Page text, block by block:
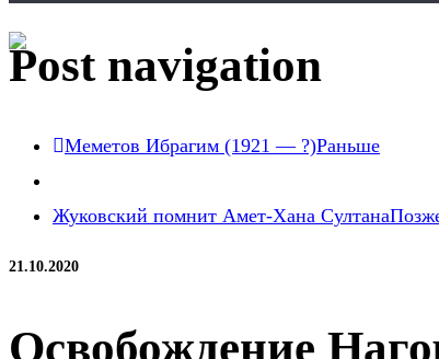
Post navigation
Меметов Ибрагим (1921 — ?)Раньше
Жуковский помнит Амет-Хана Султана
21.10.2020
Освобождение